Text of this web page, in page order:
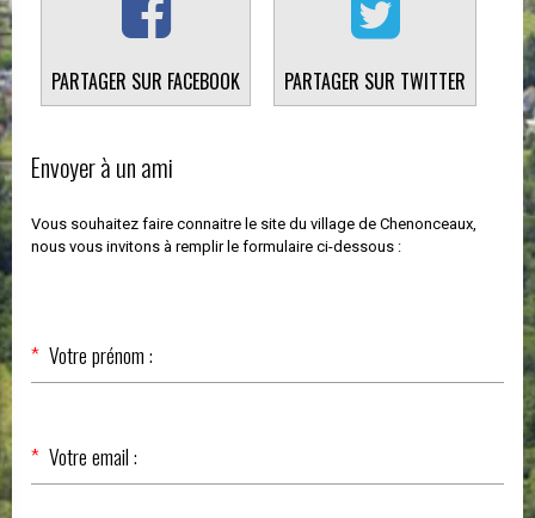
PARTAGER SUR FACEBOOK PARTAGER SUR TWITTER
Envoyer à un ami
Vous souhaitez faire connaitre le site du village de Chenonceaux,
nous vous invitons à remplir le formulaire ci-dessous :
Champ
obligatoire
Votre prénom :
*
Champ
obligatoire
Votre email :
*